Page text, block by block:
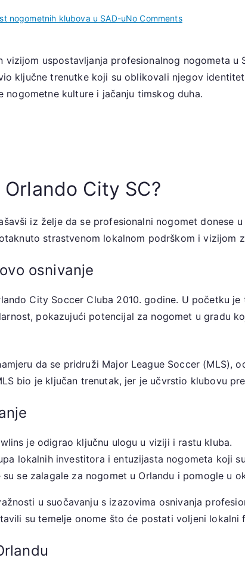
nogometnih klubova u SAD-uNo Commentson
SC:
Osnivačka
priča,
vizijom uspostavljanja profesionalnog nogometa
ključne trenutke koji su oblikovali njegov
kulture i jačanju timskog duha.
City SC?
iz želje da se profesionalni nogomet donese
strastvenom lokalnom podrškom i vizijom
osnivanje
City Soccer Cluba 2010. godine. U početku
pokazujući potencijal za nogomet u gradu
da se pridruži Major League Soccer (MLS),
bio je ključan trenutak, jer je učvrstio klubovu
je odigrao ključnu ulogu u viziji i rastu kluba.
lokalnih investitora i entuzijasta nogometa koji
se zalagale za nogomet u Orlandu i pomogle u
u suočavanju s izazovima osnivanja
su temelje onome što će postati voljeni lokalni